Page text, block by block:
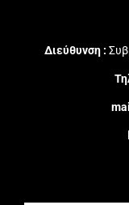
Διεύθυνση :